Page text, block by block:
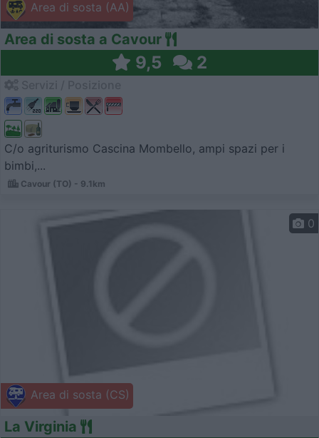
Area di sosta (AA)
Area di sosta a Cavour
9,5 2
C/o agriturismo Cascina Mombello, ampi spazi per i
bimbi,...
Cavour (TO) - 9.1km
Area di sosta (CS)
0
La Virginia